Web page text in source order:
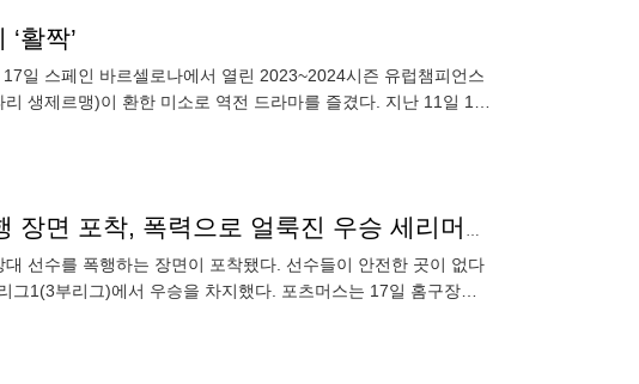
활짝’
일 스페인 바르셀로나에서 열린 2023~2024시즌 유럽챔피언스
생제르맹)이 환한 미소로 역전 드라마를 즐겼다. 지난 11일 1차
"충격! 홈팬들이 상대 선수를 폭행했다"…폭행 장면 포착, 폭력으로 얼룩진 우승 세리머니 "선수들이 안전한 곳은 없다!"
선수를 폭행하는 장면이 포착됐다. 선수들이 안전한 곳이 없다
1(3부리그)에서 우승을 차지했다. 포츠머스는 17일 홈구장인